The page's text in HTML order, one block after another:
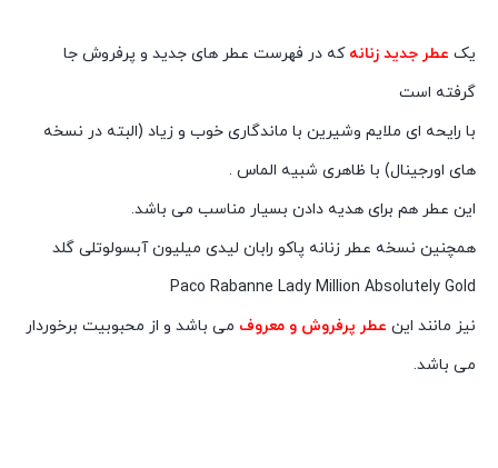
یک عطر جدید زنانه که در فهرست عطر های جدید و پرفروش جا
گرفته است
با رایحه ای ملایم وشیرین با ماندگاری خوب و زیاد (البته در نسخه
های اورجینال) با ظاهری شبیه الماس .
این عطر هم برای هدیه دادن بسیار مناسب می باشد.
همچنین نسخه عطر زنانه پاکو رابان لیدی میلیون آبسولوتلی گلد
Paco Rabanne Lady Million Absolutely Gold
نیز مانند این عطر پرفروش و معروف می باشد و از محبوبیت برخوردار
می باشد.